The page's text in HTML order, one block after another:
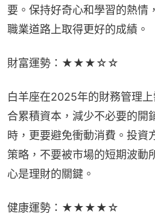
要。保持好奇心和學習的熱情
職業道路上取得更好的成績。
財富運勢：★★★☆☆
白羊座在2025年的財務管理
合累積資本，減少不必要的開
時，更要避免衝動消費。投資
策略，不要被市場的短期波動
心是理財的關鍵。
健康運勢：★★★★☆